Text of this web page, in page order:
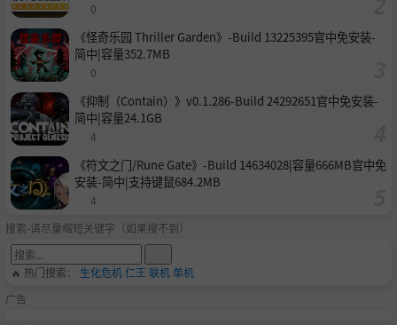
0
《怪奇乐园 Thriller Garden》-Build 13225395官中免安装-
简中|容量352.7MB
0
《抑制（Contain）》v0.1.286-Build 24292651官中免安装-
简中|容量24.1GB
4
《符文之门/Rune Gate》-Build 14634028|容量666MB官中免
安装-简中|支持键鼠684.2MB
4
搜索-请尽量缩短关键字（如果搜不到）
🔥 热门搜索： 生化危机仁王 联机单机
广告